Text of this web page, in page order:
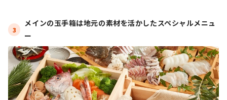
3
メインの玉手箱は地元の素材を活かしたスペシャルメニュ
ー